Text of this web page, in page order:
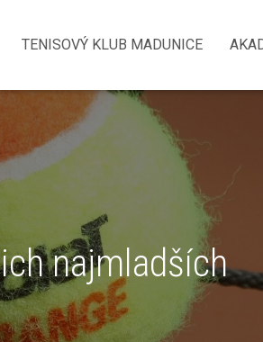
Družstvo hralo v zložení Sofia
hráčov
TENISOVÝ KLUB MADUNICE
najmladších